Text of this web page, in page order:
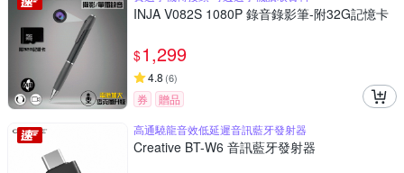
INJA V082S 1080P 錄音錄影筆-附32G記憶卡
$1,299
4.8 (6)
券
贈品
高通驍龍音效低延遲音訊藍牙發射器
Creative BT-W6 音訊藍牙發射器